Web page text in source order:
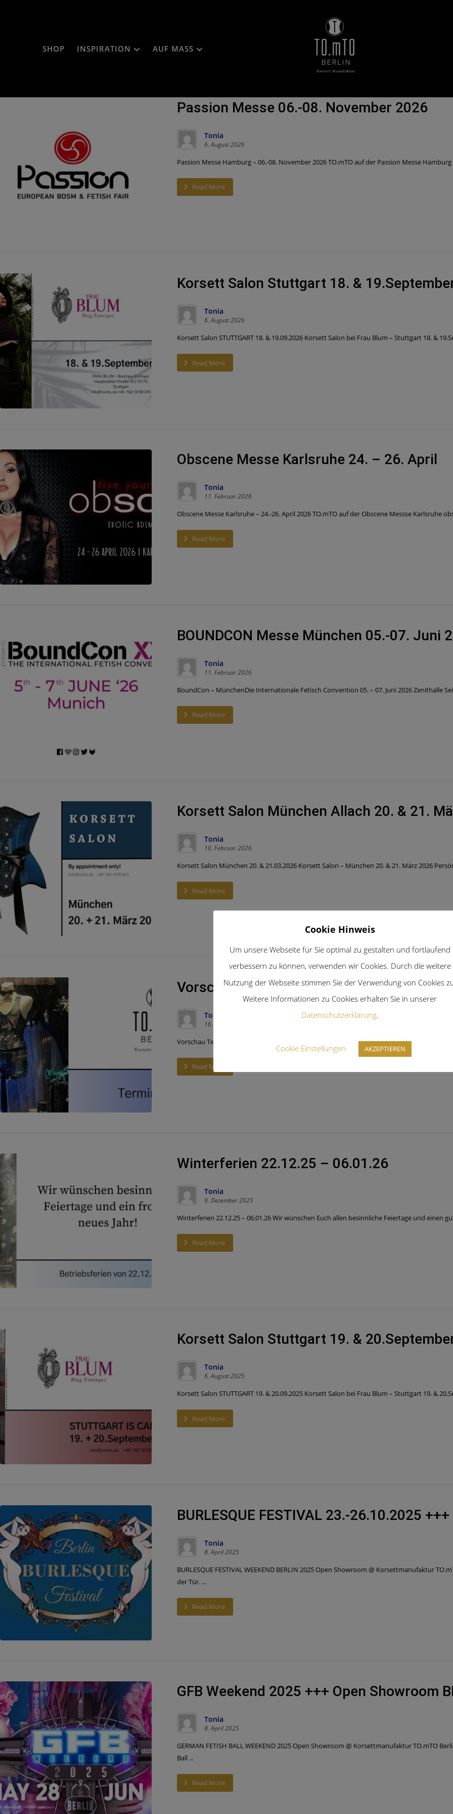
SHOP INSPIRATION AUF MASS
Passion Messe 06.-08. November 2026
Tonia
6. August 2026
Passion Messe Hamburg – 06.-08. November 2026 TO.mTO auf der Passion Messe
Read More
Korsett Salon Stuttgart 18. &
Tonia
6. August 2026
Korsett Salon STUTTGART 18. & 19.09.2026 Korsett Salon bei Frau Blum – Stuttgart 18. &
Read More
Obscene Messe Karlsruhe 24. – 26. April
Tonia
11. Februar 2026
Obscene Messe Karlsruhe – 24.-26. April 2026 TO.mTO auf der Obscene Messse Karlsruhe
Read More
BOUNDCON Messe München 05.-07. Juni
Tonia
11. Februar 2026
BoundCon – MünchenDie Internationale Fetisch Convention 05. – 07. Juni 2026 Zenithalle
Read More
Korsett Salon München Allach 20. & 21.
Tonia
10. Februar 2026
Korsett Salon München 20. & 21.03.2026 Korsett Salon – München 20. & 21. März 2026
Read More
Vorschau Termine 2026
Tonia
16. Dezember 2025
Vorschau Termine 2026 Natürlich sind wir auch im neuen Jahr wieder unterwegs! Hier
Read More
Winterferien 22.12.25 – 06.01.26
Tonia
9. Dezember 2025
Winterferien 22.12.25 – 06.01.26 Wir wünschen Euch allen besinnliche Feiertage und einen
Read More
Korsett Salon Stuttgart 19. &
Tonia
6. August 2025
Korsett Salon STUTTGART 19. & 20.09.2025 Korsett Salon bei Frau Blum – Stuttgart 19. &
Read More
BURLESQUE FESTIVAL 23.-26.10.2025
Tonia
8. April 2025
BURLESQUE FESTIVAL WEEKEND BERLIN 2025 Open Showroom @ Korsettmanufaktur
der Tür. ...
Read More
GFB Weekend 2025 +++ Open Showroom
Tonia
8. April 2025
GERMAN FETISH BALL WEEKEND 2025 Open Showroom @ Korsettmanufaktur TO.mTO
Ball ...
Read More
Cookie Hinweis
Um unsere Webseite für Sie optimal zu gestalten und fortlaufend
verbessern zu können, verwenden wir Cookies. Durch die weitere
Nutzung der Webseite stimmen Sie der Verwendung von Cookies
Weitere Informationen zu Cookies erhalten Sie in unserer
Datenschutzerklärung.
Cookie Einstellungen AKZEPTIEREN